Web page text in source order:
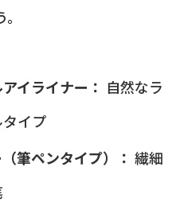
イライナー： 自然なラ
イプ
筆ペンタイプ）： 繊細